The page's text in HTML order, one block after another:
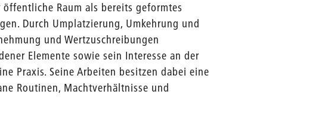
Raum als bereits geformtes
Durch Umplatzierung, Umkehrung und
und Wertzuschreibungen
Elemente sowie sein Interesse an der
Praxis. Seine Arbeiten besitzen dabei eine
Routinen, Machtverhältnisse und